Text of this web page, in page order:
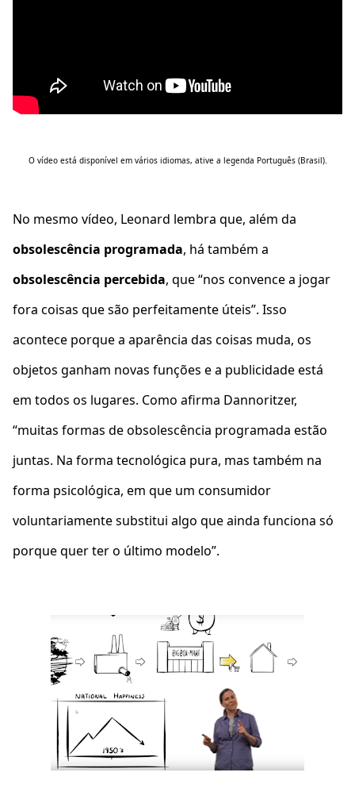
O vídeo está disponível em vários idiomas, ative a legenda Português (Brasil).
No mesmo vídeo, Leonard lembra que, além da
obsolescência programada, há também a
obsolescência percebida, que “nos convence a jogar
fora coisas que são perfeitamente úteis”. Isso
acontece porque a aparência das coisas muda, os
objetos ganham novas funções e a publicidade está
em todos os lugares. Como afirma Dannoritzer,
“muitas formas de obsolescência programada estão
juntas. Na forma tecnológica pura, mas também na
forma psicológica, em que um consumidor
voluntariamente substitui algo que ainda funciona só
porque quer ter o último modelo”.